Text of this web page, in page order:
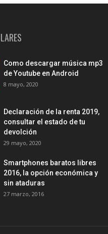
Como descargar música mp3
de Youtube en Android
8 mayo, 2020
Declaración de la renta 2019,
consultar el estado de tu
devolción
29 mayo, 2020
Smartphones baratos libres
2016, la opción económica y
sin ataduras
27 marzo, 2016